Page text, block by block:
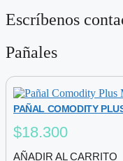
Escríbenos
Pañales
PAÑAL COMODITY
$18.300
AÑADIR AL CARRITO